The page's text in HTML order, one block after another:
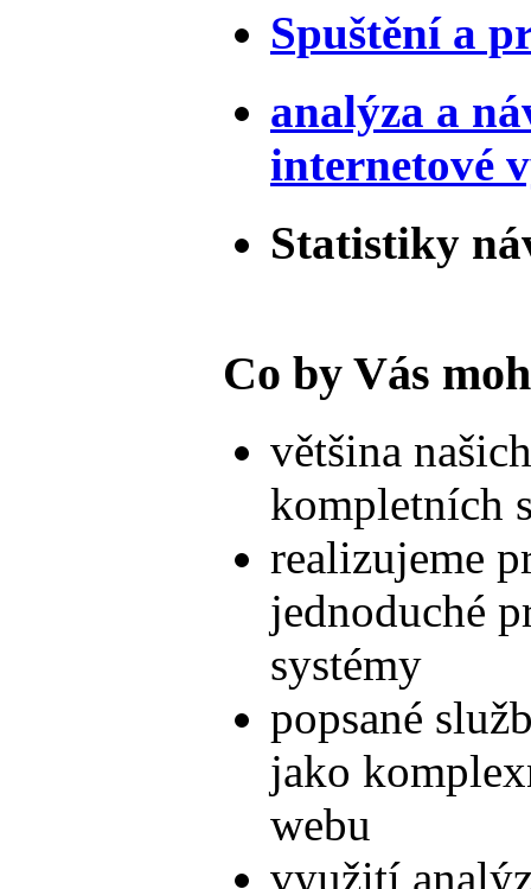
Spuštění a
analýza a
internetové
Statistiky
Co by Vás
většina
kompletních
realizujeme
jednoduché
systémy
popsané
jako
webu
využití